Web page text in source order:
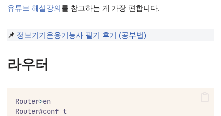
유튜브 해설강의를 참고하는 게 가장 편합니다.
📌 정보기기운용기능사 필기 후기 (공부법)
라우터
Router>en
Router#conf t